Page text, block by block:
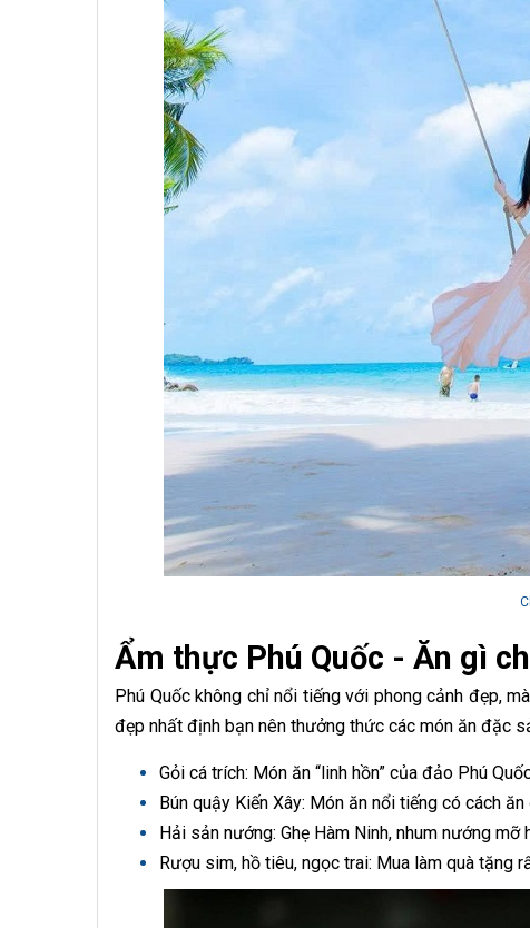
Ẩm thực Phú Quốc - Ăn gì
Phú Quốc không chỉ nổi tiếng với phong cảnh đẹp,
đẹp nhất định bạn nên thưởng thức các món ăn đặc
Gỏi cá trích: Món ăn “linh hồn” của đảo Phú
Bún quậy Kiến Xây: Món ăn nổi tiếng có cách
Hải sản nướng: Ghẹ Hàm Ninh, nhum nướng
Rượu sim, hồ tiêu, ngọc trai: Mua làm quà tặng